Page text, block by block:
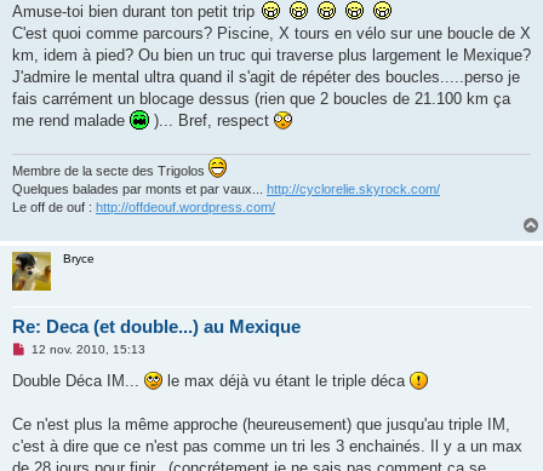
a
g
e
n
o
n
l
u
Amuse-toi bien durant ton petit trip
C'est quoi comme parcours? Piscine, X tours en vélo sur une boucle de X
km, idem à pied? Ou bien un truc qui traverse plus largement le Mexique?
J'admire le mental ultra quand il s'agit de répéter des boucles.....perso je
fais carrément un blocage dessus (rien que 2 boucles de 21.100 km ça
me rend malade
)... Bref, respect
Membre de la secte des Trigolos
Quelques balades par monts et par vaux... http://cyclorelie.skyrock.com/
Le off de ouf : http://offdeouf.wordpress.com/
Bryce
Re: Deca (et double...) au Mexique
M
s
g
n
o
12 nov. 2010, 15:13
Double Déca IM... le max déjà vu étant le triple déca
Ce n'est plus la même approche (heureusement) que jusqu'au triple IM,
c'est à dire que ce n'est pas comme un tri les 3 enchainés. Il y a un max